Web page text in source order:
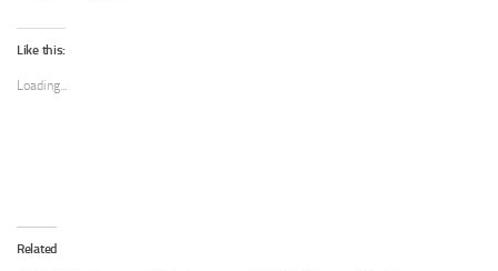
Twitter
(Opens
in
window)
Like this:
Loading...
Related